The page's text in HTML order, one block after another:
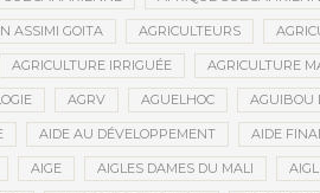
ASSIMI GOITA AGRICULTEURS
AGRICULTURE IRRIGUÉE AGRICULTURE
AGRV AGUELHOC AGUIBOU
AIDE AU DÉVELOPPEMENT AIDE
AIGE AIGLES DAMES DU MALI